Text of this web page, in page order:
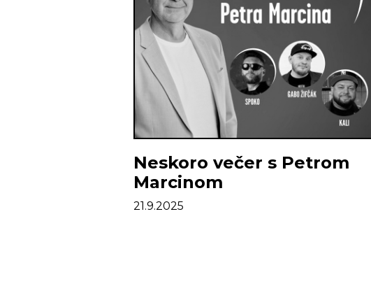
Neskoro večer s Petrom
Marcinom
21.9.2025